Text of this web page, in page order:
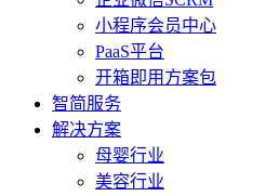
小程序会员中心
PaaS平台
开箱即用方案包
智简服务
解决方案
母婴行业
美容行业